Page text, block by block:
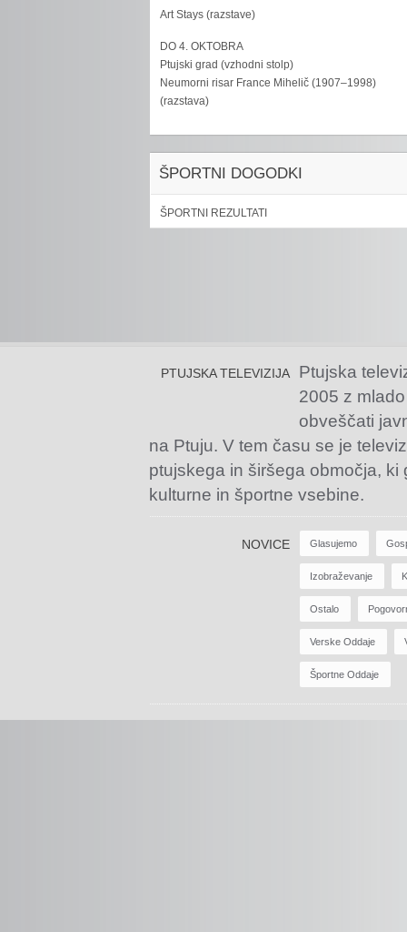
Art Stays (razstave)
DO 4. OKTOBRA
Ptujski grad (vzhodni stolp)
Neumorni risar France Mihelič (1907–1998)
(razstava)
ŠPORTNI DOGODKI
ŠPORTNI REZULTATI
PTUJSKA TELEVIZIJA
Ptujska
2005 z
obveščati
na Ptuju. V tem času se je
ptujskega in širšega območja,
kulturne in športne vsebine.
NOVICE Glasujemo
Izobraževanje
Ostalo
Verske Oddaje
Športne Oddaje